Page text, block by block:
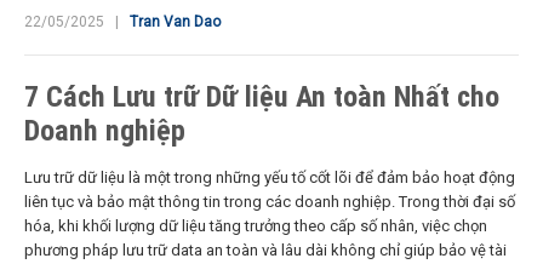
22/05/2025 | Tran Van Dao
7 Cách Lưu trữ Dữ liệu An toàn Nhất cho
Doanh nghiệp
Lưu trữ dữ liệu là một trong những yếu tố cốt lõi để đảm bảo hoạt động
liên tục và bảo mật thông tin trong các doanh nghiệp. Trong thời đại số
hóa, khi khối lượng dữ liệu tăng trưởng theo cấp số nhân, việc chọn
phương pháp lưu trữ data an toàn và lâu dài không chỉ giúp bảo vệ tài